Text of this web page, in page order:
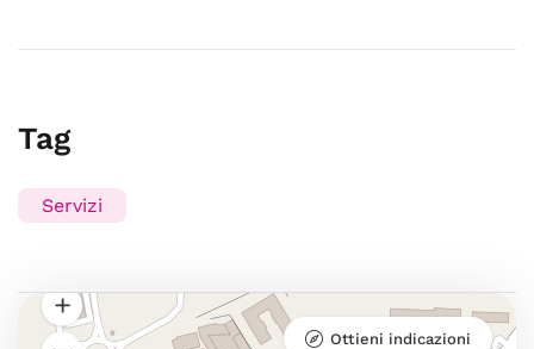
Tag
Servizi
Ottieni indicazioni